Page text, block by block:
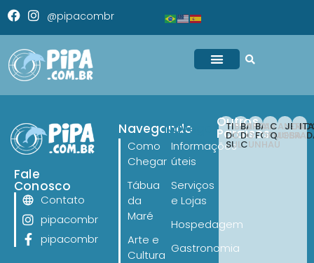
@pipacombr
Fale
Conosco
Contato
pipacombr
pipacombr
Navegando
Como
Chegar
Tábua
da
Maré
Arte e
Cultura
Navegando
Informações
úteis
Serviços
e Lojas
Hospedagem
Gastronomia
Outros
Paraísos
TIBAU
DO
SUL
BARRA
DO
CUNHAÚ
BAIA
FORMOSA
CANOA